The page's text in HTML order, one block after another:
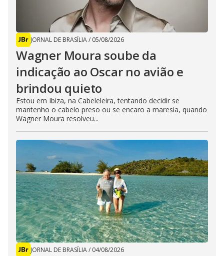
JORNAL DE BRASÍLIA/ 05/08/2026
Wagner Moura soube da
indicação ao Oscar no avião e
brindou quieto
Estou em Ibiza, na Cabeleleira, tentando decidir se
mantenho o cabelo preso ou se encaro a maresia, quando
Wagner Moura resolveu...
JORNAL DE BRASÍLIA/ 04/08/2026